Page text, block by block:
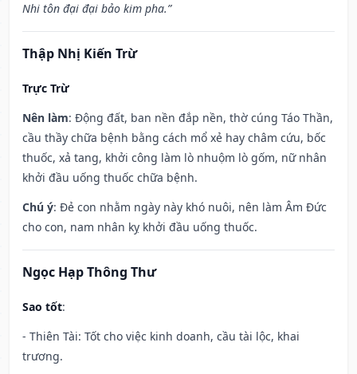
Nhi tôn đại đại bảo kim pha.”
Thập Nhị Kiến Trừ
Trực Trừ
Nên làm: Động đất, ban nền đắp nền, thờ cúng Táo Thần,
cầu thầy chữa bệnh bằng cách mổ xẻ hay châm cứu, bốc
thuốc, xả tang, khởi công làm lò nhuộm lò gốm, nữ nhân
khởi đầu uống thuốc chữa bệnh.
Chú ý: Đẻ con nhằm ngày này khó nuôi, nên làm Âm Đức
cho con, nam nhân kỵ khởi đầu uống thuốc.
Ngọc Hạp Thông Thư
Sao tốt:
- Thiên Tài: Tốt cho việc kinh doanh, cầu tài lộc, khai
trương.